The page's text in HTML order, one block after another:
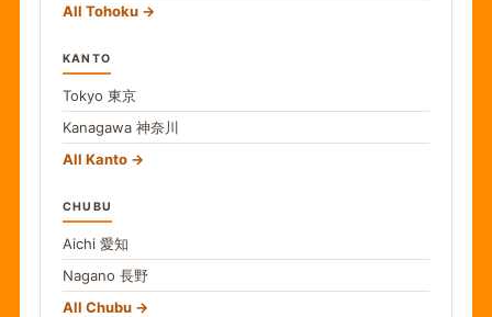
All Tohoku
KANTO
Tokyo 東京
Kanagawa 神奈川
All Kanto
CHUBU
Aichi 愛知
Nagano 長野
All Chubu